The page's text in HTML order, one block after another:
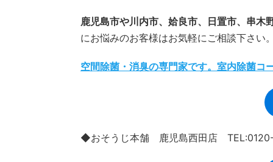
鹿児島市や川内市、姶良市、日置市、串木
にお悩みのお客様はお気軽にご相談下さい
空間除菌・消臭の専門家です。室内除菌コ
◆おそうじ本舗 鹿児島西田店